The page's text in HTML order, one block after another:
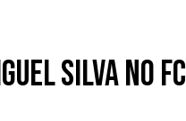
Silva no